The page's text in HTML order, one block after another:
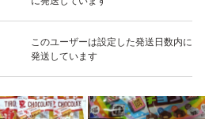
このユーザーは設定した発送日数内に
発送しています
いいね！
1,000